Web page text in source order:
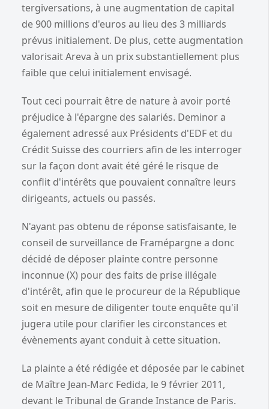
tergiversations, à une augmentation de capital
de 900 millions d'euros au lieu des 3 milliards
prévus initialement. De plus, cette augmentation
valorisait Areva à un prix substantiellement plus
faible que celui initialement envisagé.
Tout ceci pourrait être de nature à avoir porté
préjudice à l'épargne des salariés. Deminor a
également adressé aux Présidents d'EDF et du
Crédit Suisse des courriers afin de les interroger
sur la façon dont avait été géré le risque de
conflit d'intérêts que pouvaient connaître leurs
dirigeants, actuels ou passés.
N'ayant pas obtenu de réponse satisfaisante, le
conseil de surveillance de Framépargne a donc
décidé de déposer plainte contre personne
inconnue (X) pour des faits de prise illégale
d'intérêt, afin que le procureur de la République
soit en mesure de diligenter toute enquête qu'il
jugera utile pour clarifier les circonstances et
évènements ayant conduit à cette situation.
La plainte a été rédigée et déposée par le cabinet
de Maître Jean-Marc Fedida, le 9 février 2011,
devant le Tribunal de Grande Instance de Paris.